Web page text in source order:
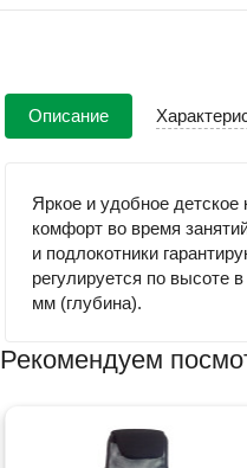
Описание
Яркое и удобное
комфорт во время
и подлокотники
регулируется по высоте
мм (глубина).
Рекомендуем